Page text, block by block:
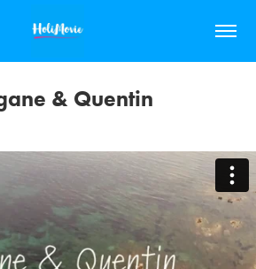
& Quentin